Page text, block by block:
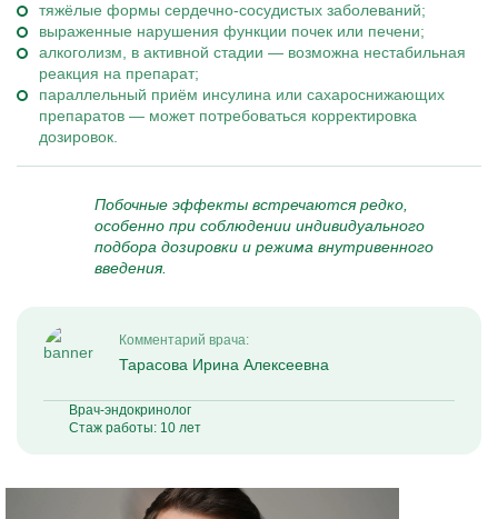
тяжёлые формы сердечно-сосудистых заболеваний;
выраженные нарушения функции почек или печени;
алкоголизм, в активной стадии — возможна нестабильная
реакция на препарат;
параллельный приём инсулина или сахароснижающих
препаратов — может потребоваться корректировка
дозировок.
Побочные эффекты встречаются редко,
особенно при соблюдении индивидуального
подбора дозировки и режима внутривенного
введения.
Комментарий врача:
Тарасова Ирина Алексеевна
Врач-эндокринолог
Стаж работы: 10 лет